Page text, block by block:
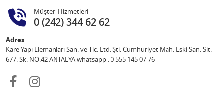
Müşteri Hizmetleri
0 (242) 344 62 62
Adres
Kare Yapı Elemanları San. ve Tic. Ltd. Şti. Cumhuriyet Mah. Eski San. Sit.
677. Sk. NO:42 ANTALYA whatsapp : 0 555 145 07 76